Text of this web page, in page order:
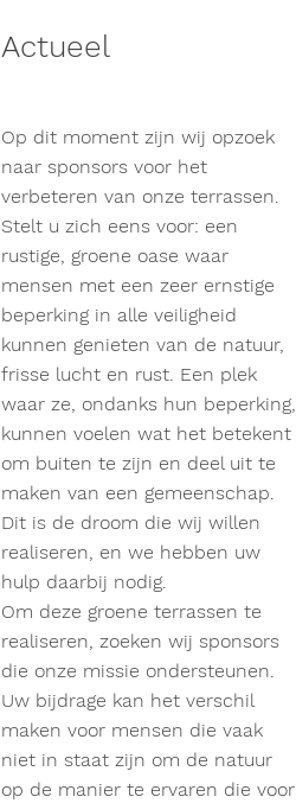
Actueel
Op dit moment zijn wij opzoek
naar sponsors voor het
verbeteren van onze terrassen.
Stelt u zich eens voor: een
rustige, groene oase waar
mensen met een zeer ernstige
beperking in alle veiligheid
kunnen genieten van de natuur,
frisse lucht en rust. Een plek
waar ze, ondanks hun beperking,
kunnen voelen wat het betekent
om buiten te zijn en deel uit te
maken van een gemeenschap.
Dit is de droom die wij willen
realiseren, en we hebben uw
hulp daarbij nodig.
Om deze groene terrassen te
realiseren, zoeken wij sponsors
die onze missie ondersteunen.
Uw bijdrage kan het verschil
maken voor mensen die vaak
niet in staat zijn om de natuur
op de manier te ervaren die voor